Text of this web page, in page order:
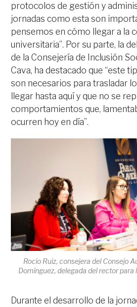
protocolos de gestión y
jornadas como esta son
pensemos en cómo llegar a la
universitaria”. Por su parte, la
de la Consejería de Inclusión
Cava, ha destacado que “este
son necesarios para trasladar
llegar hasta aquí y que no se
comportamientos que,
ocurren hoy en día”.
Rocío Ruiz, consejera del Consejo
Domínguez, delegada del rector para
Durante el desarrollo de la